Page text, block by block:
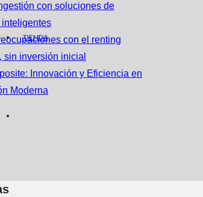
TIENDA
con soluciones de
con el renting
sin inversión inicial
Innovación y Eficiencia en
Moderna